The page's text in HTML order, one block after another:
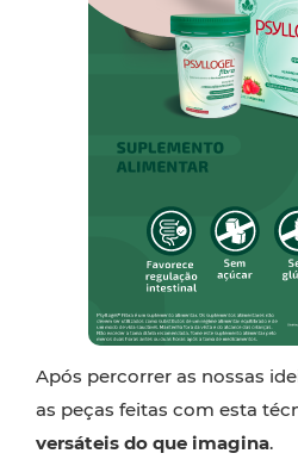
Após percorrer as nossas
as peças feitas com esta
versáteis do que imagina.